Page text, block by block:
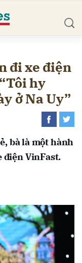
đi xe điện
hy
ở Na Uy”
bà là một hành
điện VinFast.